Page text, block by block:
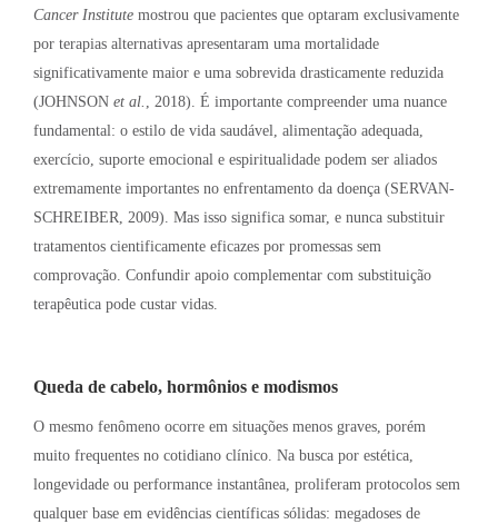
Cancer Institute mostrou que pacientes que optaram exclusivamente
por terapias alternativas apresentaram uma mortalidade
significativamente maior e uma sobrevida drasticamente reduzida
(JOHNSON et al. , 2018). É importante compreender uma nuance
fundamental: o estilo de vida saudável, alimentação adequada,
exercício, suporte emocional e espiritualidade podem ser aliados
extremamente importantes no enfrentamento da doença (SERVAN-
SCHREIBER, 2009). Mas isso significa somar, e nunca substituir
tratamentos cientificamente eficazes por promessas sem
comprovação. Confundir apoio complementar com substituição
terapêutica pode custar vidas.
Queda de cabelo, hormônios e modismos
O mesmo fenômeno ocorre em situações menos graves, porém
muito frequentes no cotidiano clínico. Na busca por estética,
longevidade ou performance instantânea, proliferam protocolos sem
qualquer base em evidências científicas sólidas: megadoses de